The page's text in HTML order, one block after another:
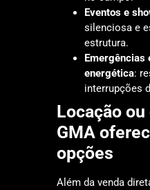
Eventos e
silenciosa e
estrutura.
Emergências
energética:
interrupções
Locação
GMA
opções
Além da venda